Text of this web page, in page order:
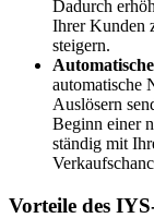
Dadurch
Ihrer Kunden
steigern.
automatische
Auslösern
Beginn einer
ständig mit
Vorteile des